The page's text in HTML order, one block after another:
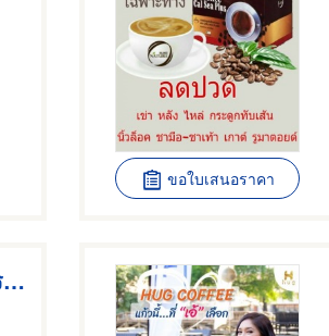
ขอใบเสนอราคา
กาแฟโรบัสต้าออแกนิค ลดพุง ราชี่คอฟฟี่